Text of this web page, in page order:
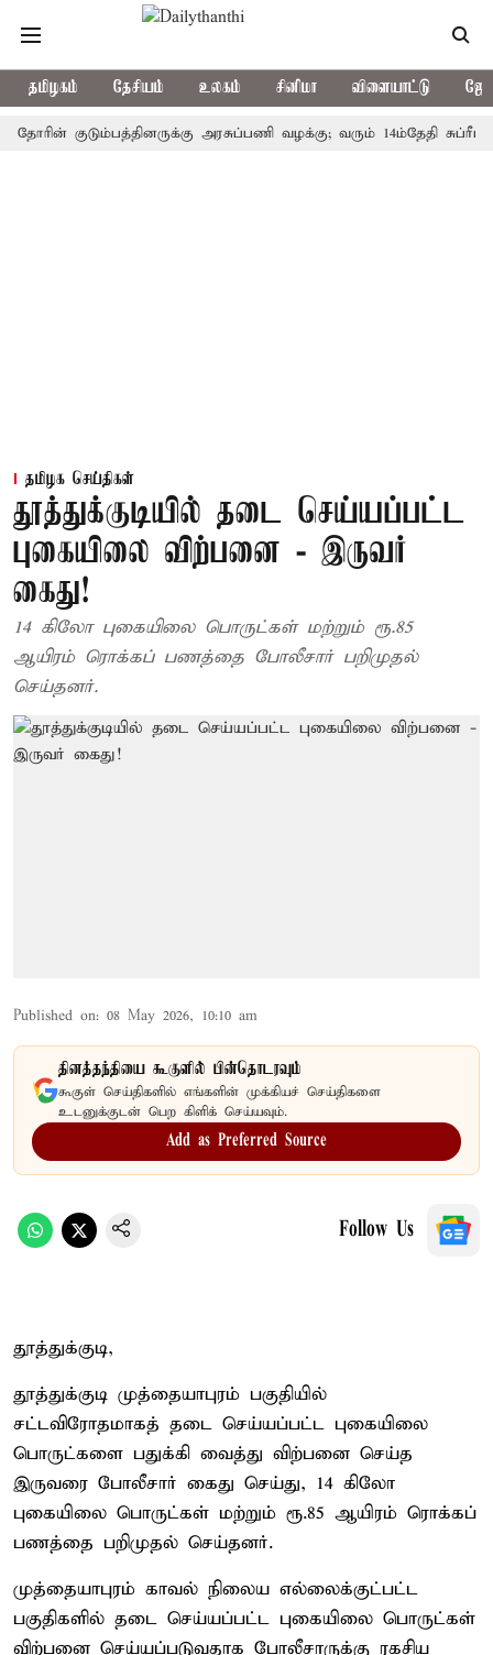
தமிழகம் தேசியம் உலகம் சினிமா விளையாட்டு
குடும்பத்தினருக்கு அரசுப்பணி வழக்கு; வரும் 14ம்தேதி
தமிழக செய்திகள்
தூத்துக்குடியில் தடை செய்யப்பட்ட
புகையிலை விற்பனை - இருவர்
கைது!
14 கிலோ புகையிலை பொருட்கள் மற்றும் ரூ.85
ஆயிரம் ரொக்கப் பணத்தை போலீசார் பறிமுதல்
செய்தனர்.
Published on: 08 May 2026, 10:10 am
தினத்தந்தியை கூகுளில் பின்தொடரவும்
கூகுள் செய்திகளில் எங்களின் முக்கியச் செய்திகளை
உடனுக்குடன் பெற கிளிக் செய்யவும்.
Add as Preferred Source
Follow Us
தூத்துக்குடி,
தூத்துக்குடி முத்தையாபுரம் பகுதியில்
சட்டவிரோதமாகத் தடை செய்யப்பட்ட புகையிலை
பொருட்களை பதுக்கி வைத்து விற்பனை செய்த
இருவரை போலீசார் கைது செய்து, 14 கிலோ
புகையிலை பொருட்கள் மற்றும் ரூ.85 ஆயிரம் ரொக்கப்
பணத்தை பறிமுதல் செய்தனர்.
முத்தையாபுரம் காவல் நிலைய எல்லைக்குட்பட்ட
பகுதிகளில் தடை செய்யப்பட்ட புகையிலை பொருட்கள்
விற்பனை செய்யப்படுவதாக போலீசாருக்கு ரகசிய